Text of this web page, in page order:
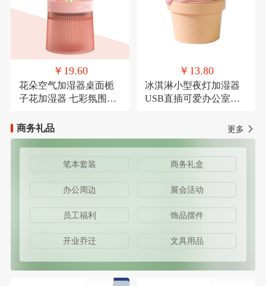
￥19.60
花朵空气加湿器桌面栀
子花加湿器 七彩氛围灯
￥13.80
冰淇淋小型夜灯加湿器
USB直插可爱办公室桌
商务礼品
更多
笔本套装 商务礼盒
办公周边 展会活动
员工福利 饰品摆件
开业乔迁 文具用品